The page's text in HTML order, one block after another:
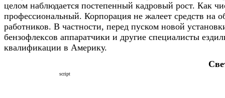
целом наблюдается постепенный кадровый рост. Как
профессиональный. Корпорация не жалеет средств на
работников. В частности, перед пуском новой
бензофлексов аппаратчики и другие специалисты
квалификации в Америку.
script